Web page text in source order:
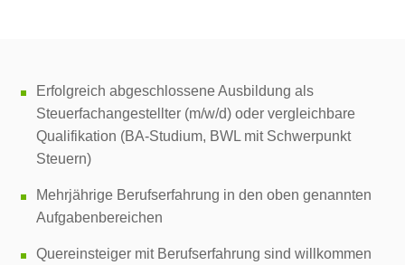
Erfolgreich abgeschlossene Ausbildung als
Steuerfachangestellter (m/w/d) oder vergleichbare
Qualifikation (BA-Studium, BWL mit Schwerpunkt
Steuern)
Mehrjährige Berufserfahrung in den oben genannten
Aufgabenbereichen
Quereinsteiger mit Berufserfahrung sind willkommen